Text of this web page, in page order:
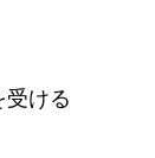
受ける